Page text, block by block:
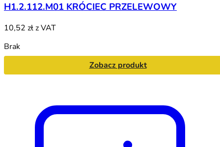
H1.2.112.M01 KRÓCIEC PRZELEWOWY
10,52 złz VAT
Brak
Zobacz produkt